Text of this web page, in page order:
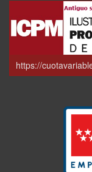
https://